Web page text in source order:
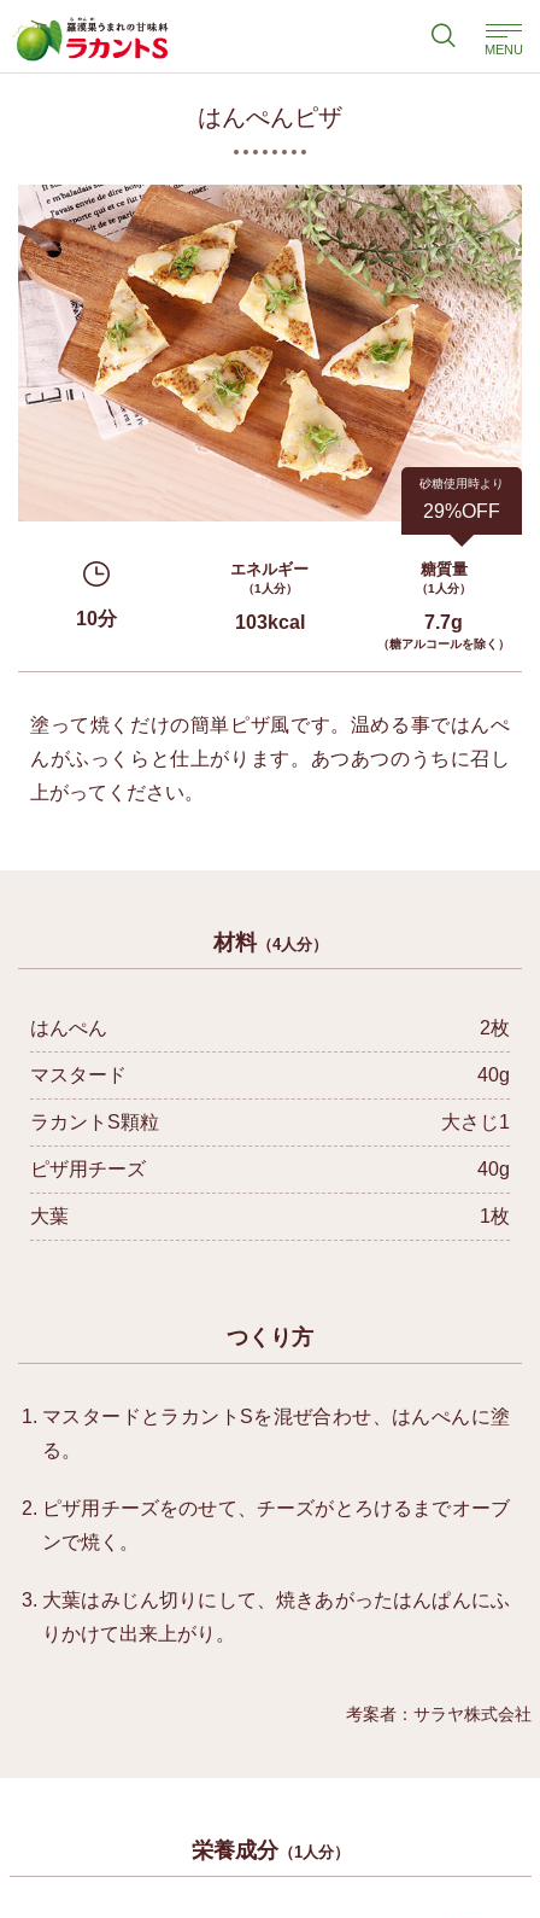
MENU
はんぺんピザ
砂糖使用時より
29%OFF
10分
エネルギー
（1人分）
103kcal
糖質量
（1人分）
7.7g
（糖アルコールを除く）
塗って焼くだけの簡単ピザ風です。温める事ではんぺ
んがふっくらと仕上がります。あつあつのうちに召し
上がってください。
材料（4人分）
はんぺん 2枚
マスタード 40g
ラカントS顆粒 大さじ1
ピザ用チーズ 40g
大葉 1枚
つくり方
マスタードとラカントSを混ぜ合わせ、はんぺんに塗
る。
ピザ用チーズをのせて、チーズがとろけるまでオーブ
ンで焼く。
大葉はみじん切りにして、焼きあがったはんぱんにふ
りかけて出来上がり。
考案者：サラヤ株式会社
栄養成分（1人分）